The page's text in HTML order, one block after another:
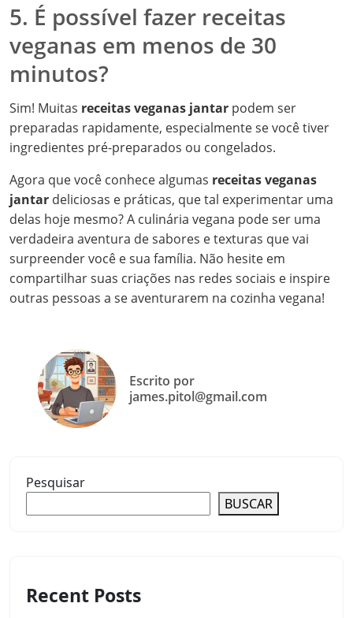
5. É possível fazer receitas
veganas em menos de 30
minutos?
Sim! Muitas receitas veganas jantar podem ser
preparadas rapidamente, especialmente se você tiver
ingredientes pré-preparados ou congelados.
Agora que você conhece algumas receitas veganas
jantar deliciosas e práticas, que tal experimentar uma
delas hoje mesmo? A culinária vegana pode ser uma
verdadeira aventura de sabores e texturas que vai
surpreender você e sua família. Não hesite em
compartilhar suas criações nas redes sociais e inspire
outras pessoas a se aventurarem na cozinha vegana!
Escrito por
james.pitol@gmail.com
Pesquisar
BUSCAR
Recent Posts